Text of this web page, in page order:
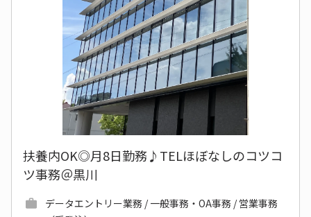
扶養内OK◎月8日勤務♪TELほぼなしのコツコ
ツ事務＠黒川
データエントリー業務 / 一般事務・OA事務 / 営業事務